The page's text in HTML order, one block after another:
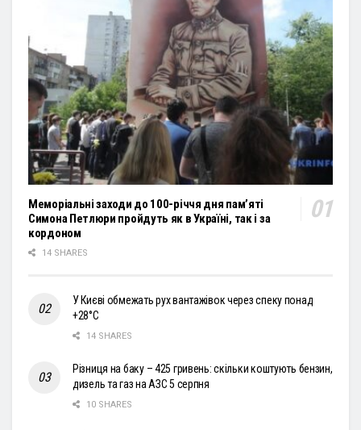
Меморіальні заходи до 100-річчя дня пам’яті
Симона Петлюри пройдуть як в Україні, так і за
кордоном
14 SHARES
У Києві обмежать рух вантажівок через спеку понад
+28°С
14 SHARES
Різниця на баку – 425 гривень: скільки коштують бензин,
дизель та газ на АЗС 5 серпня
10 SHARES